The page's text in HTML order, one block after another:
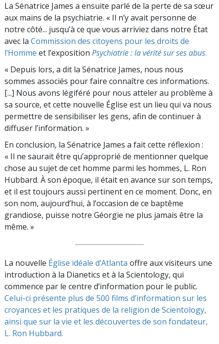
La Sénatrice James a ensuite parlé de la perte de sa sœur
aux mains de la psychiatrie. « Il n’y avait personne de
notre côté... jusqu’à ce que vous arriviez dans notre État
avec la Commission des citoyens pour les droits de
l’Homme et l’exposition Psychiatrie : la vérité sur ses abus.
« Depuis lors, a dit la Sénatrice James, nous nous
sommes associés pour faire connaître ces informations.
[...] Nous avons légiféré pour nous atteler au problème à
sa source, et cette nouvelle Église est un lieu qui va nous
permettre de sensibiliser les gens, afin de continuer à
diffuser l’information. »
En conclusion, la Sénatrice James a fait cette réflexion :
« Il ne saurait être qu’approprié de mentionner quelque
chose au sujet de cet homme parmi les hommes, L. Ron
Hubbard. À son époque, il était en avance sur son temps,
et il est toujours aussi pertinent en ce moment. Donc, en
son nom, aujourd’hui, à l’occasion de ce baptême
grandiose, puisse notre Géorgie ne plus jamais être la
même. »
La nouvelle Église idéale d’Atlanta offre aux visiteurs une
introduction à la Dianetics et à la Scientology, qui
commence par le centre d’information pour le public.
Celui-ci présente plus de 500 films d’information sur les
croyances et les pratiques de la religion de Scientology,
ainsi que sur la vie et les découvertes de son fondateur,
L. Ron Hubbard.